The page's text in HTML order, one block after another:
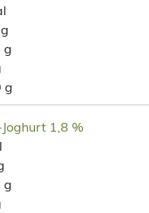
g
g
1,8 %
g